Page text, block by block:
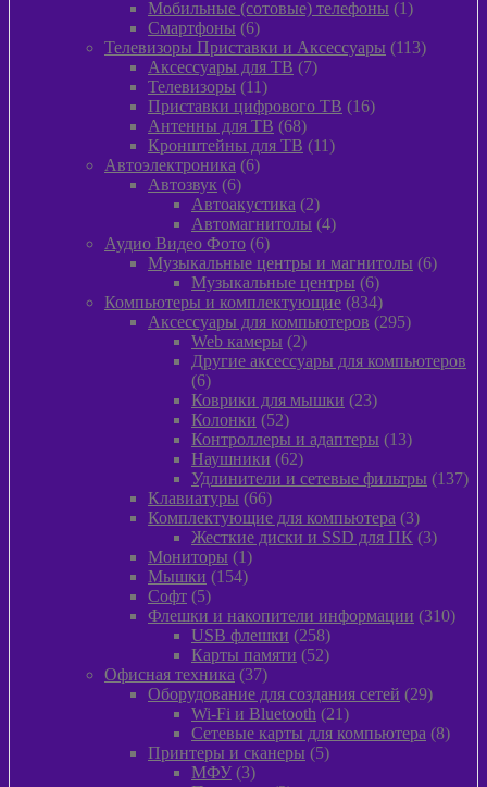
товаров
Мобильные (сотовые) телефоны 11
Смартфоны 66
товаров
Телевизоры Приставки и Аксессуары 113113
Аксессуары для ТВ 77
Телевизоры 1111
товаров
Приставки цифрового ТВ 1616
Антенны для ТВ 6868
товаров
Кронштейны для ТВ 1111
Автоэлектроника 66
Автозвук 66
товаров
Автоакустика 22
товара
Автомагнитолы 44
Аудио Видео Фото 66
товаров
Музыкальные центры и магнитолы 66
Музыкальные центры 66
товаров
Компьютеры и комплектующие 834834
товара
Аксессуары для компьютеров 295295
Web камеры 22
товара
Другие аксессуары для компьютеров
66
товаров
Коврики для мышки 2323
Колонки 5252
товара
Контроллеры и адаптеры 1313
Наушники 6262
товара
Удлинители и сетевые фильтры 137137
Клавиатуры 6666
товаров
Комплектующие для компьютера 33
товара
Жесткие диски и SSD для ПК 33
Мониторы 11
товар
Мышки 154154
Софт 55
товаров
Флешки и накопители информации 310310
USB флешки 258258
товаров
Карты памяти 5252
Офисная техника 3737
товаров
Оборудование для создания сетей 2929
Wi-Fi и Bluetooth 2121
товар
Сетевые карты для компьютера 88
Принтеры и сканеры 55
МФУ 33